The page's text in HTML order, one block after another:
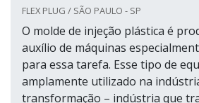
FLEX PLUG / SÃO PAULO - SP
O molde de injeção plástica é
auxílio de máquinas
para essa tarefa. Esse tipo de
amplamente utilizado na
transformação – indústria que